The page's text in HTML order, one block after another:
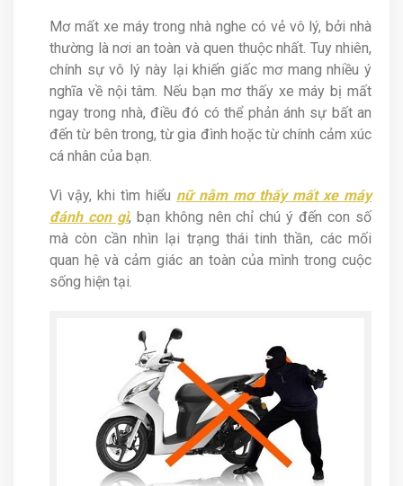
Mơ mất xe máy trong nhà nghe có vẻ vô lý, bởi nhà
thường là nơi an toàn và quen thuộc nhất. Tuy nhiên,
chính sự vô lý này lại khiến giấc mơ mang nhiều ý
nghĩa về nội tâm. Nếu bạn mơ thấy xe máy bị mất
ngay trong nhà, điều đó có thể phản ánh sự bất an
đến từ bên trong, từ gia đình hoặc từ chính cảm xúc
cá nhân của bạn.
Vì vậy, khi tìm hiểu nữ nằm mơ thấy mất xe máy
đánh con gì, bạn không nên chỉ chú ý đến con số
mà còn cần nhìn lại trạng thái tinh thần, các mối
quan hệ và cảm giác an toàn của mình trong cuộc
sống hiện tại.